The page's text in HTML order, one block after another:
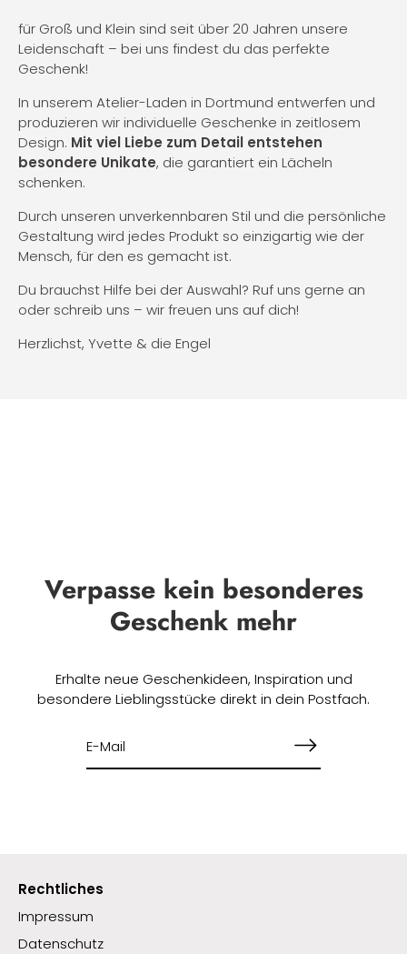
für Groß und Klein sind seit über 20 Jahren unsere
Leidenschaft – bei uns findest du das perfekte
Geschenk!
In unserem Atelier-Laden in Dortmund entwerfen und
produzieren wir individuelle Geschenke in zeitlosem
Design. Mit viel Liebe zum Detail entstehen
besondere Unikate, die garantiert ein Lächeln
schenken.
Durch unseren unverkennbaren Stil und die persönliche
Gestaltung wird jedes Produkt so einzigartig wie der
Mensch, für den es gemacht ist.
Du brauchst Hilfe bei der Auswahl? Ruf uns gerne an
oder schreib uns – wir freuen uns auf dich!
Herzlichst, Yvette & die Engel
Verpasse kein besonderes
Geschenk mehr
Erhalte neue Geschenkideen, Inspiration und
besondere Lieblingsstücke direkt in dein Postfach.
Rechtliches
Impressum
Datenschutz